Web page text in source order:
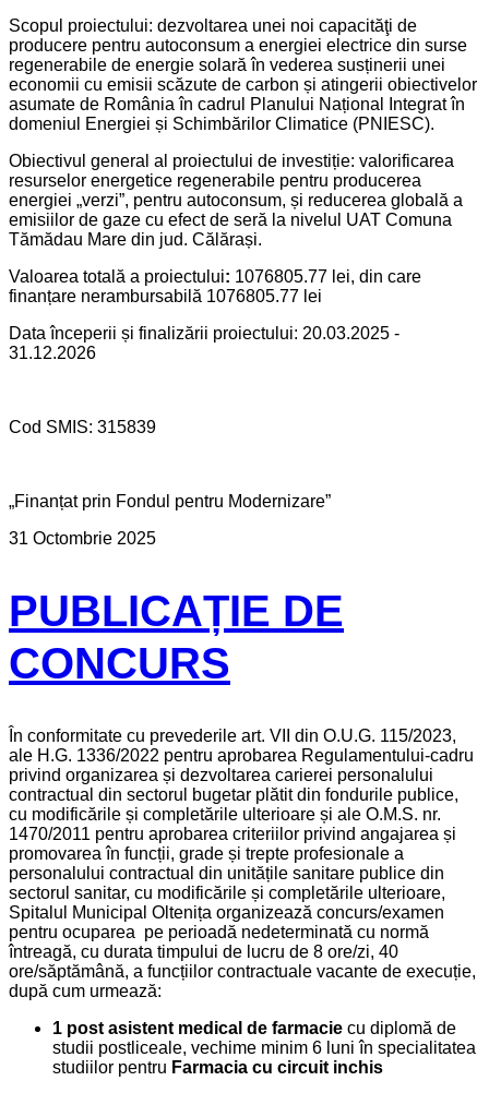
Scopul proiectului: dezvoltarea unei noi capacităţi de
producere pentru autoconsum a energiei electrice din surse
regenerabile de energie solară în vederea susținerii unei
economii cu emisii scăzute de carbon și atingerii obiectivelor
asumate de România în cadrul Planului Național Integrat în
domeniul Energiei și Schimbărilor Climatice (PNIESC).
Obiectivul general al proiectului de investiție: valorificarea
resurselor energetice regenerabile pentru producerea
energiei „verzi”, pentru autoconsum, și reducerea globală a
emisiilor de gaze cu efect de seră la nivelul UAT Comuna
Tămădau Mare din jud. Călărași.
Valoarea totală a proiectului: 1076805.77 lei, din care
finanțare nerambursabilă 1076805.77 lei
Data începerii și finalizării proiectului: 20.03.2025 -
31.12.2026
Cod SMIS: 315839
„Finanțat prin Fondul pentru Modernizare”
31 Octombrie 2025
PUBLICAȚIE DE
CONCURS
În conformitate cu prevederile art. VII din O.U.G. 115/2023,
ale H.G. 1336/2022 pentru aprobarea Regulamentului-cadru
privind organizarea și dezvoltarea carierei personalului
contractual din sectorul bugetar plătit din fondurile publice,
cu modificările și completările ulterioare și ale O.M.S. nr.
1470/2011 pentru aprobarea criteriilor privind angajarea și
promovarea în funcții, grade și trepte profesionale a
personalului contractual din unitățile sanitare publice din
sectorul sanitar, cu modificările și completările ulterioare,
Spitalul Municipal Oltenița organizează concurs/examen
pentru ocuparea pe perioadă nedeterminată cu normă
întreagă, cu durata timpului de lucru de 8 ore/zi, 40
ore/săptămână, a funcțiilor contractuale vacante de execuție,
după cum urmează:
1 post asistent medical de farmacie cu diplomă de
studii postliceale, vechime minim 6 luni în specialitatea
studiilor pentru Farmacia cu circuit inchis